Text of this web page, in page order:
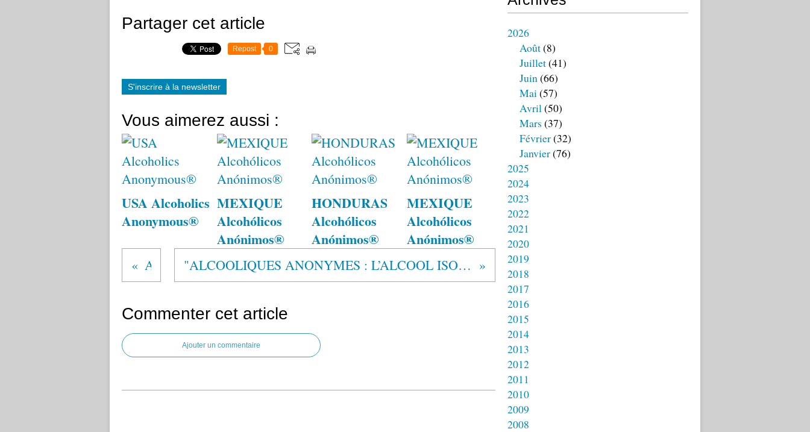
Partager cet article
Repost 0
S'inscrire à la newsletter
Vous aimerez aussi :
USA Alcoholics
Anonymous®
MEXIQUE
Alcohólicos
Anónimos®
HONDURAS
Alcohólicos
Anónimos®
MEXIQUE
Alcohólicos
Anónimos®
"ALCOOLIQUES ANONYMES : L’ALCOOL ISOLE, L’ABSTINENCE RASSEMBLE"
Commenter cet article
Ajouter un commentaire
2026
Août(8)
Juillet(41)
Juin(66)
Mai(57)
Avril(50)
Mars (37)
Février(32)
Janvier(76)
2025
2024
2023
2022
2021
2020
2019
2018
2017
2016
2015
2014
2013
2012
2011
2010
2009
2008